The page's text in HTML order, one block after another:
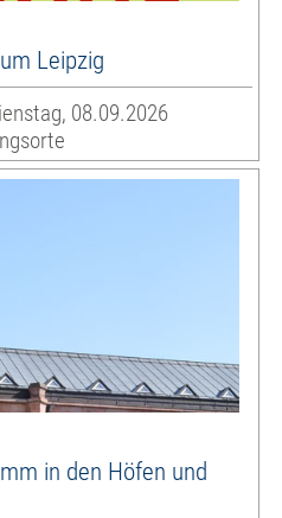
Leipzig
08.09.2026
in den Höfen und